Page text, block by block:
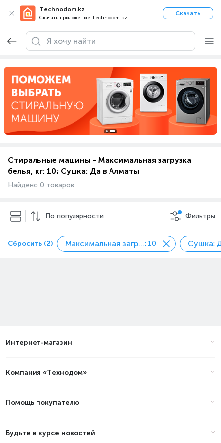
Technodom.kz
Скачать приложение Technodom.kz
Скачать
Стиральные машины - Максимальная загрузка
белья, кг: 10; Сушка: Да в Алматы
Найдено 0 товаров
По популярности Фильтры
Сбросить (2) Максимальная загрузка белья, кг: 10 Сушка:
Интернет-магазин
Компания «Технодом»
Помощь покупателю
Будьте в курсе новостей